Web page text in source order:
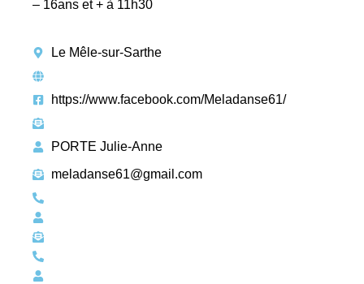
– 16ans et + à 11h30
Le Mêle-sur-Sarthe
https://www.facebook.com/Meladanse61/
PORTE Julie-Anne
meladanse61@gmail.com